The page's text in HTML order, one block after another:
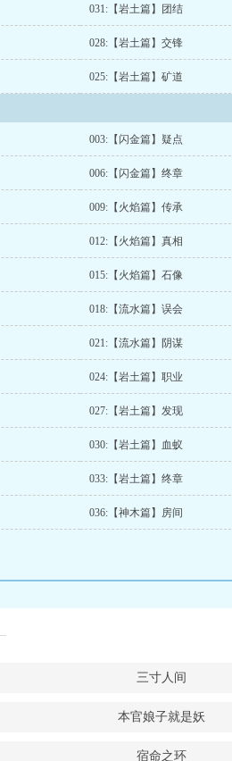
031:【岩土篇】团结
028:【岩土篇】交锋
025:【岩土篇】矿道
003:【闪金篇】疑点
006:【闪金篇】终章
009:【火焰篇】传承
012:【火焰篇】真相
015:【火焰篇】石像
018:【流水篇】误会
021:【流水篇】阴谋
024:【岩土篇】职业
027:【岩土篇】发现
030:【岩土篇】血蚁
033:【岩土篇】终章
036:【神木篇】房间
三寸人间
本官娘子就是妖
宿命之环